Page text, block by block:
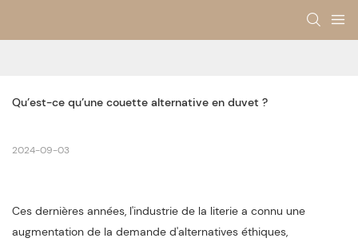
Qu’est-ce qu’une couette alternative en duvet ?
2024-09-03
Ces dernières années, l'industrie de la literie a connu une
augmentation de la demande d'alternatives éthiques,